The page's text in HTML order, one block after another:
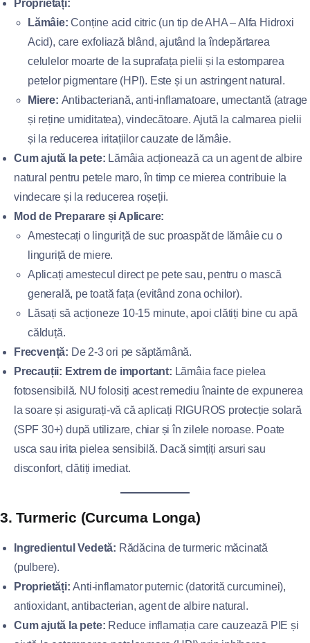
Proprietăți:
Lămâie: Conține acid citric (un tip de AHA – Alfa Hidroxi
Acid), care exfoliază blând, ajutând la îndepărtarea
celulelor moarte de la suprafața pielii și la estomparea
petelor pigmentare (HPI). Este și un astringent natural.
Miere: Antibacteriană, anti-inflamatoare, umectantă (atrage
și reține umiditatea), vindecătoare. Ajută la calmarea pielii
și la reducerea iritațiilor cauzate de lămâie.
Cum ajută la pete: Lămâia acționează ca un agent de albire
natural pentru petele maro, în timp ce mierea contribuie la
vindecare și la reducerea roșeții.
Mod de Preparare și Aplicare:
Amestecați o linguriță de suc proaspăt de lămâie cu o
linguriță de miere.
Aplicați amestecul direct pe pete sau, pentru o mască
generală, pe toată fața (evitând zona ochilor).
Lăsați să acționeze 10-15 minute, apoi clătiți bine cu apă
călduță.
Frecvență: De 2-3 ori pe săptămână.
Precauții: Extrem de important: Lămâia face pielea
fotosensibilă. NU folosiți acest remediu înainte de expunerea
la soare și asigurați-vă că aplicați RIGUROS protecție solară
(SPF 30+) după utilizare, chiar și în zilele noroase. Poate
usca sau irita pielea sensibilă. Dacă simțiți arsuri sau
disconfort, clătiți imediat.
3. Turmeric (Curcuma Longa)
Ingredientul Vedetă: Rădăcina de turmeric măcinată
(pulbere).
Proprietăți: Anti-inflamator puternic (datorită curcuminei),
antioxidant, antibacterian, agent de albire natural.
Cum ajută la pete: Reduce inflamația care cauzează PIE și